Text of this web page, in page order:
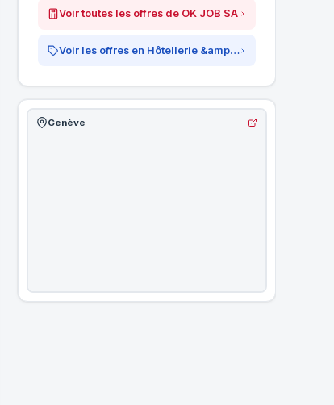
Voir toutes les offres de OK JOB SA
Voir les offres en Hôtellerie &amp; Restauration
Genève